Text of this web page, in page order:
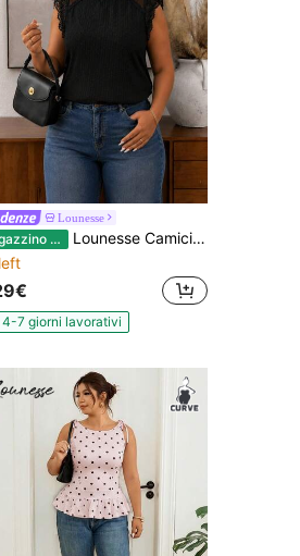
Lounesse
Magazzino EU
Lounesse Camicia senza maniche tinta unita, semplice e alla moda per l'estate, disponibile in taglie over size
4-7 giorni lavorativi